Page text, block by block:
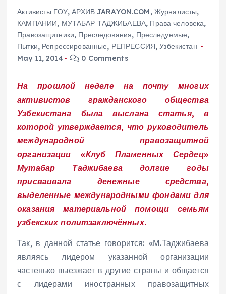
Активисты ГОУ,АРХИВ JARAYON.COM, Журналисты,
КАМПАНИИ, МУТАБАР ТАДЖИБАЕВА, Права человека,
Правозащитники, Преследования, Преследуемые,
Пытки, Репрессированные, РЕПРЕССИЯ,Узбекистан
May 11, 2014
0 Comments
На прошлой неделе на почту многих
активистов гражданского общества
Узбекистана была выслана статья, в
которой утверждается, что руководитель
международной правозащитной
организации «Клуб Пламенных Сердец»
Мутабар Таджибаева долгие годы
присваивала денежные средства,
выделенные международными фондами для
оказания материальной помощи семьям
узбекских политзаключённых.
Так, в данной статье говорится: «М.Таджибаева
являясь лидером указанной организации
частенько выезжает в другие страны и общается
с лидерами иностранных правозащитных